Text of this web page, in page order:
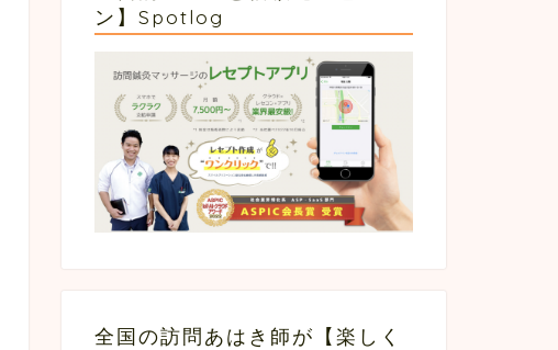
ン】Spotlog
全国の訪問あはき師が【楽しく